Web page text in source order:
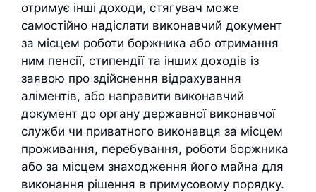
отримує інші доходи, стягувач може
самостійно надіслати виконавчий документ
за місцем роботи боржника або отримання
ним пенсії, стипендії та інших доходів із
заявою про здійснення відрахування
аліментів, або направити виконавчий
документ до органу державної виконавчої
служби чи приватного виконавця за місцем
проживання, перебування, роботи боржника
або за місцем знаходження його майна для
виконання рішення в примусовому порядку.